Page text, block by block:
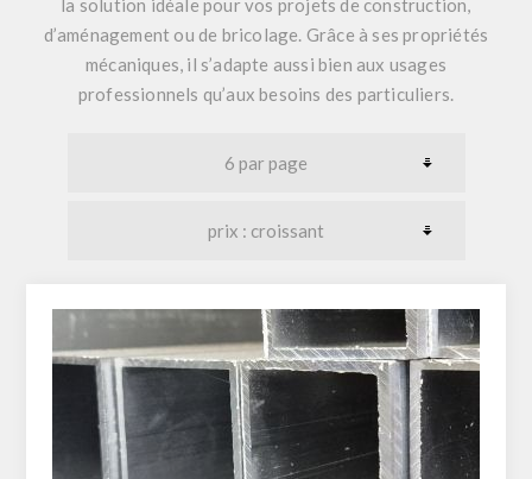
la solution idéale pour vos projets de construction,
d’aménagement ou de bricolage. Grâce à ses propriétés
mécaniques, il s’adapte aussi bien aux usages
professionnels qu’aux besoins des particuliers.